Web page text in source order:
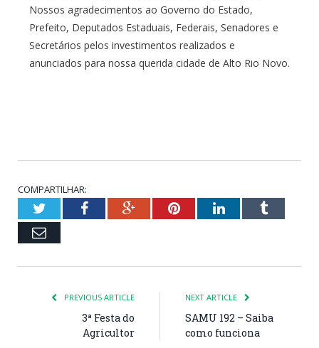
Nossos agradecimentos ao Governo do Estado,
Prefeito, Deputados Estaduais, Federais, Senadores e
Secretários pelos investimentos realizados e
anunciados para nossa querida cidade de Alto Rio Novo.
COMPARTILHAR:
TwitterFacebookGoogle+PinterestLinkedInTumblr
Email
PREVIOUS ARTICLE
3ª Festa do
Agricultor
NEXT ARTICLE
SAMU 192 – Saiba
como funciona